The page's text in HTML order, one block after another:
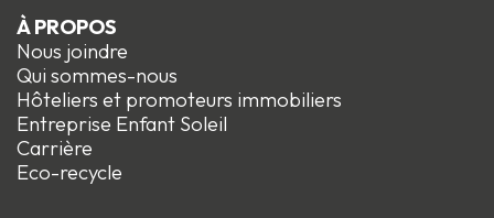
À PROPOS
Nous joindre
Qui sommes-nous
Hôteliers et promoteurs immobiliers
Entreprise Enfant Soleil
Carrière
Eco-recycle